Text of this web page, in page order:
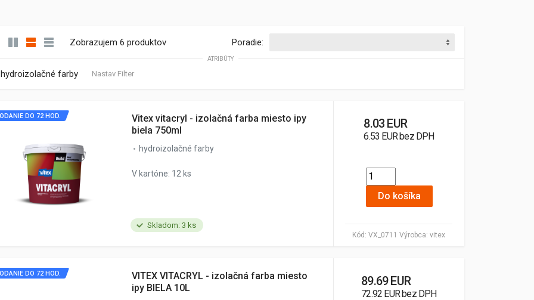
Zobrazujem 6 produktov Poradie:
ATRIBÚTY
hydroizolačné farby Nastav Filter
Skladom: 3 ks
Kód: VX_0711 Výrobca: vitex
DO 72 HOD.
Vitex vitacryl - izolačná farba miesto ipy
biela 750ml
hydroizolačné farby
V kartóne: 12 ks
8.03 EUR
6.53 EUR bez DPH
Do košíka
DO 72 HOD.
VITEX VITACRYL - izolačná farba miesto
ipy BIELA 10L
89.69 EUR
72.92 EUR bez DPH